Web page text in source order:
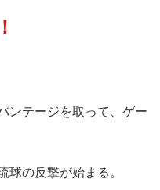
ンテージを取って、ゲー
球の反撃が始まる。